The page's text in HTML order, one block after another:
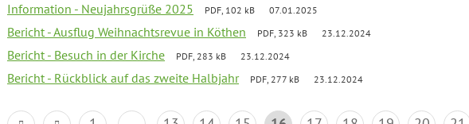
Information - Neujahrsgrüße 2025 PDF, 102 kB 07.01.2025
Bericht - Ausflug Weihnachtsrevue in Köthen PDF, 323 kB 23.12.2024
Bericht - Besuch in der Kirche PDF, 283 kB 23.12.2024
Bericht - Rückblick auf das zweite Halbjahr PDF, 277 kB 23.12.2024